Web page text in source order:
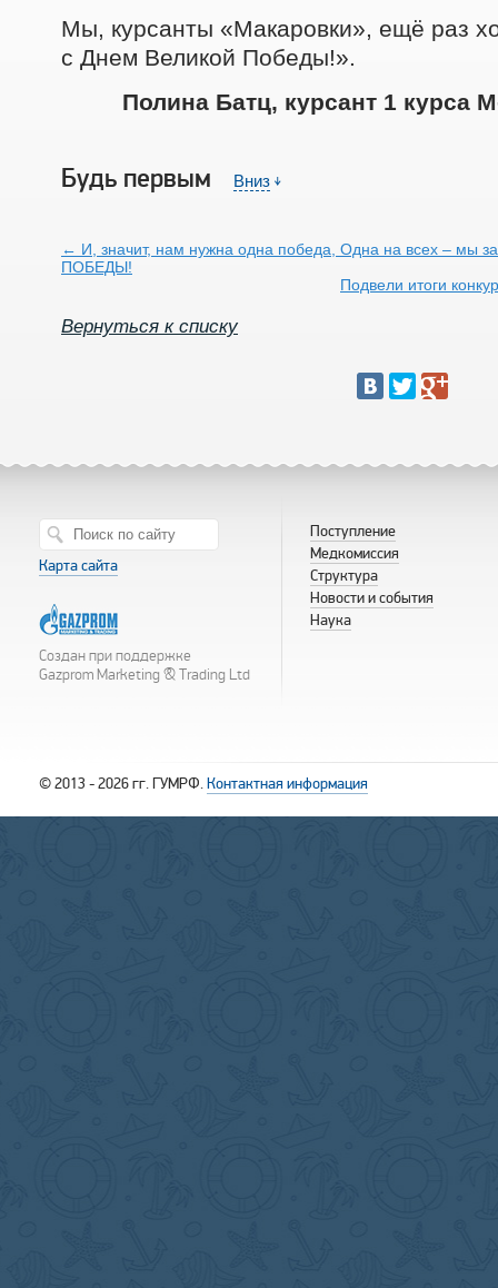
Мы, курсанты «Макаровки», ещё раз
с Днем Великой Победы!».
Полина Батц, курсант 1 курса
Будь первым Вниз ￬
← И, значит, нам нужна одна победа, Одна на всех – мы
ПОБЕДЫ!
Подвели итоги
Вернуться к списку
Карта сайта
Создан при поддержке
Gazprom Marketing & Trading Ltd
Поступление
Медкомиссия
Структура
Новости и события
Наука
© 2013 - 2026 гг. ГУМРФ.Контактная информация